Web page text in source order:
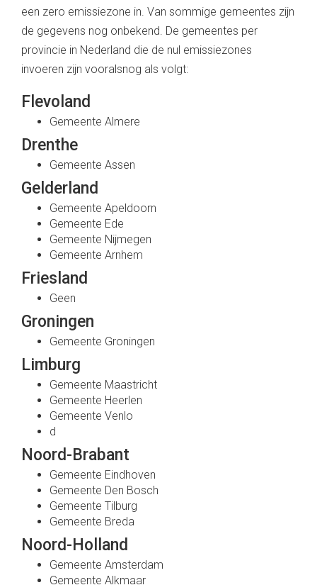
een zero emissiezone in. Van sommige gemeentes zijn
de gegevens nog onbekend. De gemeentes per
provincie in Nederland die de nul emissiezones
invoeren zijn vooralsnog als volgt:
Flevoland
Gemeente Almere
Drenthe
Gemeente Assen
Gelderland
Gemeente Apeldoorn
Gemeente Ede
Gemeente Nijmegen
Gemeente Arnhem
Friesland
Geen
Groningen
Gemeente Groningen
Limburg
Gemeente Maastricht
Gemeente Heerlen
Gemeente Venlo
d
Noord-Brabant
Gemeente Eindhoven
Gemeente Den Bosch
Gemeente Tilburg
Gemeente Breda
Noord-Holland
Gemeente Amsterdam
Gemeente Alkmaar